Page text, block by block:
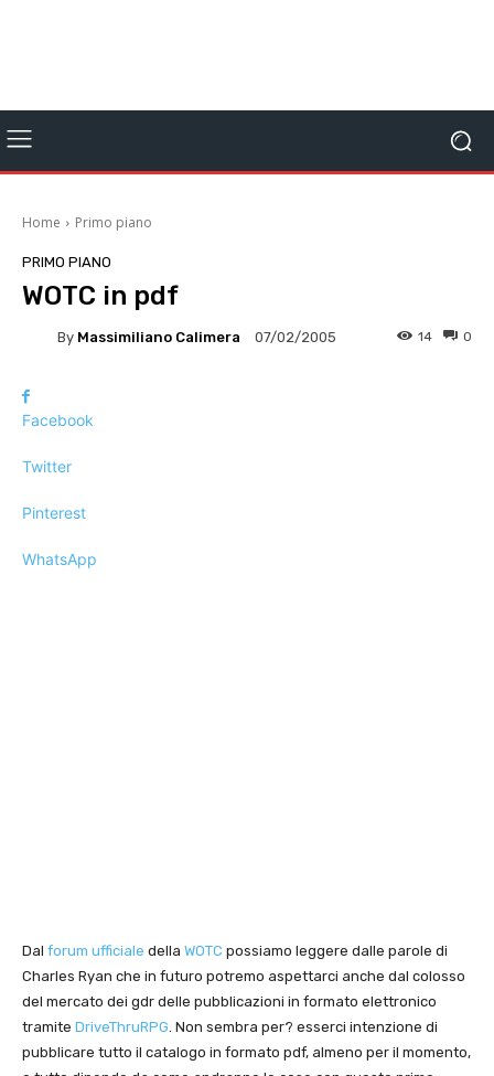
Home Primo piano
PRIMO PIANO
WOTC in pdf
By Massimiliano Calimera 07/02/2005 0
14
Facebook
Twitter
Pinterest
WhatsApp
Dal forum ufficiale della WOTC possiamo leggere dalle parole di
Charles Ryan che in futuro potremo aspettarci anche dal colosso
del mercato dei gdr delle pubblicazioni in formato elettronico
tramite DriveThruRPG. Non sembra per? esserci intenzione di
pubblicare tutto il catalogo in formato pdf, almeno per il momento,